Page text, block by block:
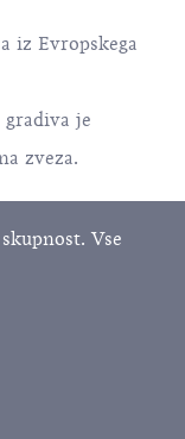
iz Evropskega
je
zveza.
Vse